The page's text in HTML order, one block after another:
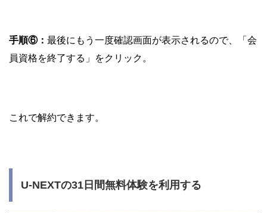
手順⑥： 最後にもう一度確認画面が表示されるので、「会
員資格を終了する」をクリック。
これで解約できます。
U-NEXTの31日間無料体験を利用する